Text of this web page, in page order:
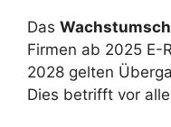
Das
Firmen ab 2025 E-
2028 gelten
Dies betrifft vor